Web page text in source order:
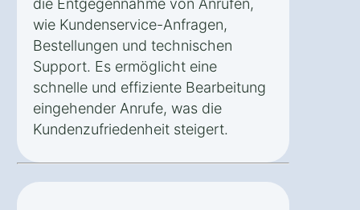
die Entgegennahme von Anrufen,
wie Kundenservice-Anfragen,
Bestellungen und technischen
Support. Es ermöglicht eine
schnelle und effiziente Bearbeitung
eingehender Anrufe, was die
Kundenzufriedenheit steigert.